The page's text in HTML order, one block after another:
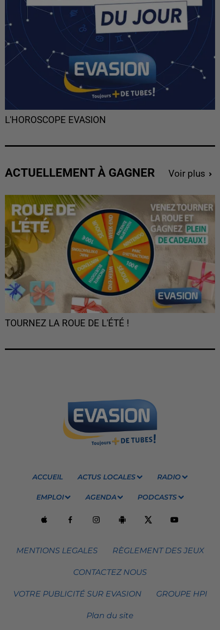
L'HOROSCOPE EVASION
ACTUELLEMENT À GAGNER Voir plus
TOURNEZ LA ROUE DE L'ÉTÉ !
ACCUEIL ACTUS LOCALES RADIO
EMPLOI AGENDA PODCASTS
MENTIONS LEGALES RÈGLEMENT DES JEUX
CONTACTEZ NOUS
VOTRE PUBLICITÉ SUR EVASION GROUPE HPI
Plan du site